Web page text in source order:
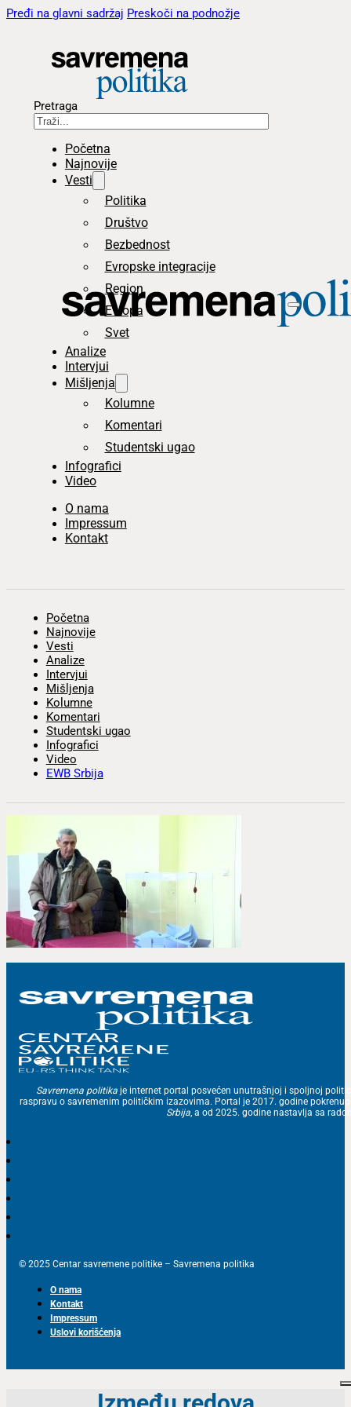
Pređi na glavni sadržaj Preskoči na podnožje
Pretraga
Početna
Najnovije
Vesti
Politika
Društvo
Bezbednost
Evropske integracije
Region
Evropa
Svet
Analize
Intervjui
Mišljenja
Kolumne
Komentari
Studentski ugao
Infografici
Video
O nama
Impressum
Kontakt
Početna
Najnovije
Vesti
Analize
Intervjui
Mišljenja
Kolumne
Komentari
Studentski ugao
Infografici
Video
EWB Srbija
Savremena politika je internet portal posvećen unutrašnjoj i spoljnoj
raspravu o savremenim političkim izazovima. Portal je 2017. godine
Srbija, a od 2025. godine nastavlja sa
© 2025 Centar savremene politike – Savremena politika
O nama
Kontakt
Impressum
Uslovi korišćenja